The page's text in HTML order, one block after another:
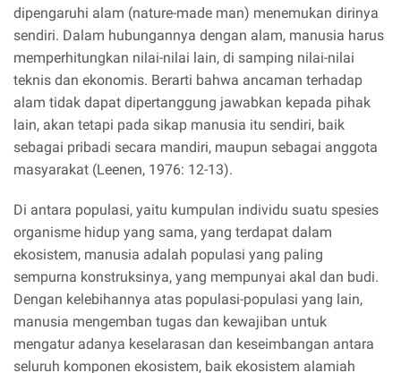
dipengaruhi alam (nature-made man) menemukan dirinya
sendiri. Dalam hubungannya dengan alam, manusia harus
memperhitungkan nilai-nilai lain, di samping nilai-nilai
teknis dan ekonomis. Berarti bahwa ancaman terhadap
alam tidak dapat dipertanggung jawabkan kepada pihak
lain, akan tetapi pada sikap manusia itu sendiri, baik
sebagai pribadi secara mandiri, maupun sebagai anggota
masyarakat (Leenen, 1976: 12-13).
Di antara populasi, yaitu kumpulan individu suatu spesies
organisme hidup yang sama, yang terdapat dalam
ekosistem, manusia adalah populasi yang paling
sempurna konstruksinya, yang mempunyai akal dan budi.
Dengan kelebihannya atas populasi-populasi yang lain,
manusia mengemban tugas dan kewajiban untuk
mengatur adanya keselarasan dan keseimbangan antara
seluruh komponen ekosistem, baik ekosistem alamiah